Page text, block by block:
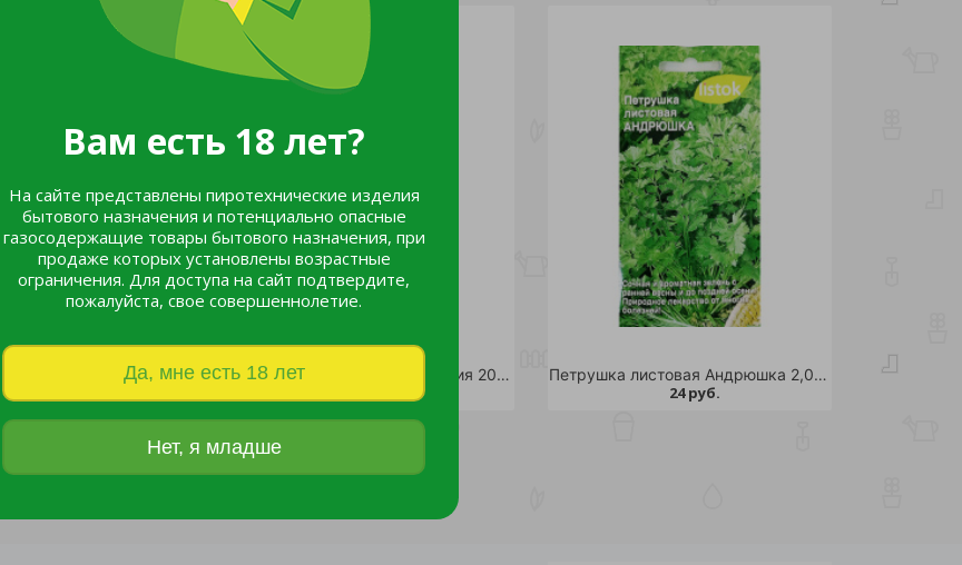
Вам есть 18 лет?
На сайте представлены пиротехнические изделия
бытового назначения и потенциально опасные
газосодержащие товары бытового назначения, при
продаже которых установлены возрастные
ограничения. Для доступа на сайт подтвердите,
пожалуйста, свое совершеннолетие.
Да, мне есть 18 лет
Нет, я младше
Кориандр (кинза) Тетушка Марико 2гр /10 Табак курительный Вирджиния 202 0,05гр /10 Петрушка листовая Андрюшка 2,0гр /10
24 руб.